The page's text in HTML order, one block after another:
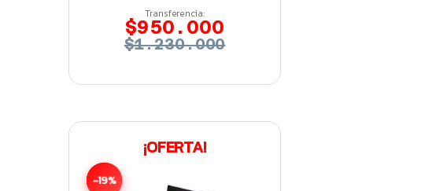
Transferencia:
$950.000
$1.230.000
¡OFERTA!
-19%